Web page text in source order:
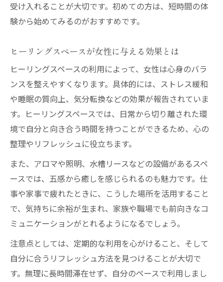
受け入れることが大切です。初めての方は、短時間の体
験から始めてみるのがおすすめです。
ヒーリングスペースが女性に与える効果とは
ヒーリングスペースの利用によって、女性は心身のバラ
ンスを整えやすくなります。具体的には、ストレス緩和
や睡眠の質向上、気分転換などの効果が報告されていま
す。ヒーリングスペースでは、日常から切り離された環
境で自分と向き合う時間を持つことができるため、心の
整理やリフレッシュに役立ちます。
また、アロマや照明、水槽リースなどの設備があるスペ
ースでは、五感から癒しを感じられるのも魅力です。仕
事や家事で疲れたときに、こうした場所を活用すること
で、気持ちに余裕が生まれ、家族や職場でも前向きなコ
ミュニケーションがとれるようになるでしょう。
注意点としては、定期的な利用を心がけること、そして
自分に合うリフレッシュ方法を見つけることが大切で
す。無理に長時間滞在せず、自分のペースで利用しまし